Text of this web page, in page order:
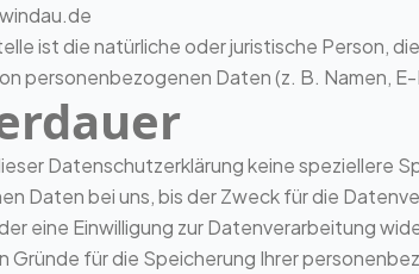
ist die natürliche oder juristische Person,
personenbezogenen Daten (z. B. Namen,
Datenschutzerklärung keine speziellere
Daten bei uns, bis der Zweck für die
eine Einwilligung zur Datenverarbeitung
Gründe für die Speicherung Ihrer